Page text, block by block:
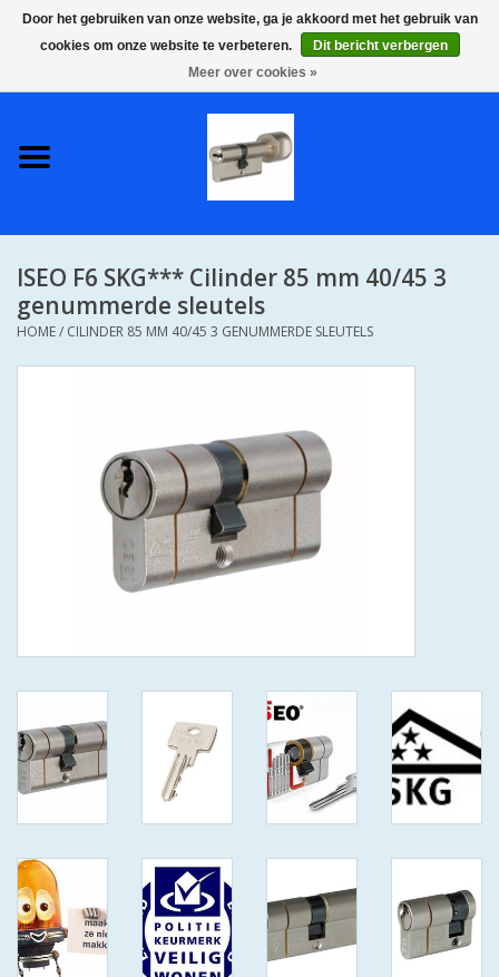
0 Artikelen - €0,00
S2 COMPLETE VEILIGE
SKG**
IEDERE GEWENSTE MAAT MET
S2 CILINDERSLOTEN IN IEDERE
GEWENSTE MAAT MET
(GAATJES)VEILIGE
ISEO F 6 EXTRA S
ANTIKERNTREK ZWART IN
IEDERE GEWENSTE MAAT MET
GEWONE GENUMMERDE
VEILIGE SLEUTELS SKG***
ISEO F 6 EXTRA S
ANTIKERNTREK IN IEDERE
GEWENSTE MAAT MET
GEWONE SLEUTEL SKG***
ISEO F6 SKG*** Cilinder 85 mm 40/45 3
genummerde sleutels
HOME/ CILINDER 85 MM 40/45 3 GENUMMERDE SLEUTELS
Door het gebruiken van onze website, ga je akkoord met het gebruik van
cookies om onze website te verbeteren.
Dit bericht verbergen
Meer over cookies »